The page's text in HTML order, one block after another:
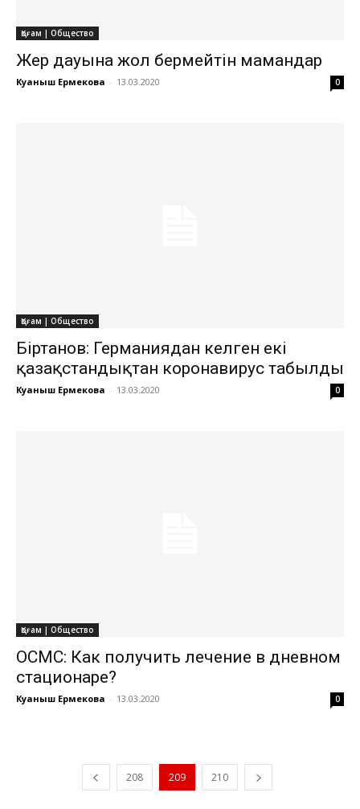
Қоғам | Общество
Жер дауына жол бермейтін мамандар
Куаныш Ермекова - 13.03.2020 0
Қоғам | Общество
Біртанов: Германиядан келген екі
қазақстандықтан коронавирус табылды
Куаныш Ермекова - 13.03.2020 0
Қоғам | Общество
ОСМС: Как получить лечение в дневном
стационаре?
Куаныш Ермекова - 13.03.2020 0
208 209 210